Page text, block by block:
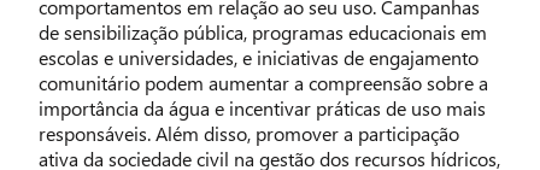
comportamentos em relação ao seu uso. Campanhas
de sensibilização pública, programas educacionais em
escolas e universidades, e iniciativas de engajamento
comunitário podem aumentar a compreensão sobre a
importância da água e incentivar práticas de uso mais
responsáveis. Além disso, promover a participação
ativa da sociedade civil na gestão dos recursos hídricos,